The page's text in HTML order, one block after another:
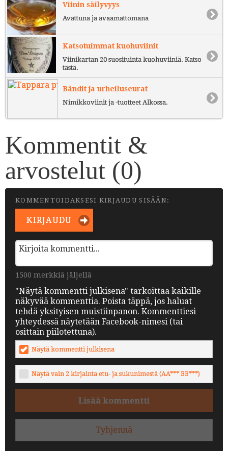
Viinin säilyvyys
Avattuna ja avaamattomana
Katsotuimmat kuohuviinit
Viinikartan 20 suosituinta kuohuviiniä. Katso
tästä.
Bändit ja urheiluseurat
Nimikkoviinit ja -tuotteet Alkossa.
Kommentit &
arvostelut (0)
KOMMENTOIDAKSESI KIRJAUDU SISÄÄN:
KIRJAUDU
1500 merkkiä jäljellä
"Näytä kommentti julkisena" tarkoittaa kaikille
näkyvää kommenttia. Poista täppä, jos haluat
tehdä yksityisen muistiinpanon. Kommenttiesi
yhteydessä näytetään Facebook-nimesi (tai
osittain piilotettuna).
Näytä kommentti julkisena
Näytä vain 2 kirjainta etu- ja sukunimestä (AA*** BB***)
Lisää kommentti
Tyhjennä